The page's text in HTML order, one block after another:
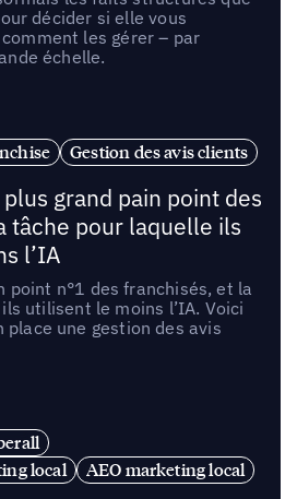
décider si elle vous
les gérer – par
échelle.
Gestion des avis clients
grand pain point des
tâche pour laquelle ils
l’IA
point n°1 des franchisés, et la
utilisent le moins l’IA. Voici
une gestion des avis
local
AEO marketing local